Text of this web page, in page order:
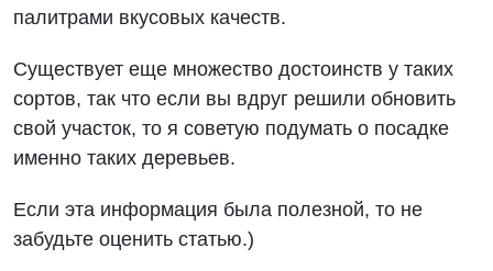
палитрами вкусовых качеств.
Существует еще множество достоинств у таких
сортов, так что если вы вдруг решили обновить
свой участок, то я советую подумать о посадке
именно таких деревьев.
Если эта информация была полезной, то не
забудьте оценить статью.)